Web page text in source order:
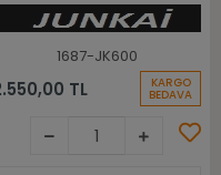
1687-JK600
TL KARGO
BEDAVA